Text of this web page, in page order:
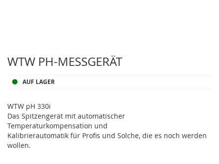
WTW PH-MESSGERÄT
AUF LAGER
WTW pH 330i
Das Spitzengerät mit automatischer
Temperaturkompensation und
Kalibrierautomatik für Profis und Solche, die es noch werden
wollen.
Anfang
der
springen